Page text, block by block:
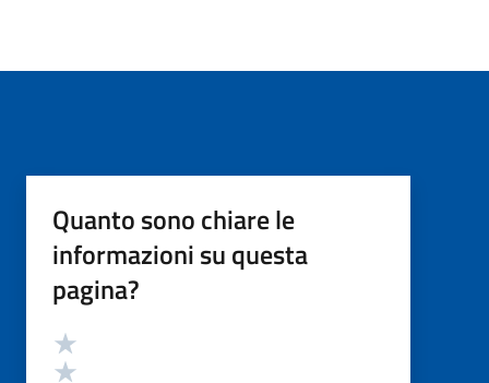
Quanto sono chiare le
informazioni su questa
pagina?
Valutazione